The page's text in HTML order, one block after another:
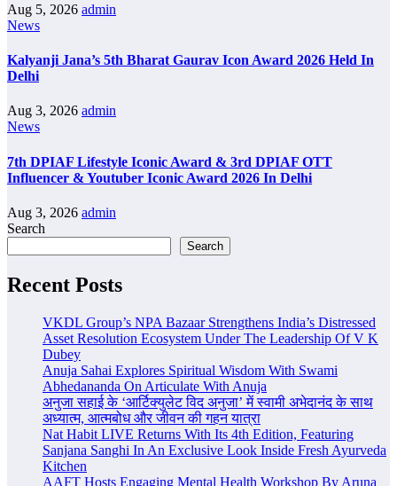
Aug 5, 2026 admin
News
Kalyanji Jana’s 5th Bharat Gaurav Icon Award 2026 Held In
Delhi
Aug 3, 2026 admin
News
7th DPIAF Lifestyle Iconic Award & 3rd DPIAF OTT
Influencer & Youtuber Iconic Award 2026 In Delhi
Aug 3, 2026 admin
Search
Search
Recent Posts
VKDL Group’s NPA Bazaar Strengthens India’s Distressed
Asset Resolution Ecosystem Under The Leadership Of V K
Dubey
Anuja Sahai Explores Spiritual Wisdom With Swami
Abhedananda On Articulate With Anuja
अनुजा सहाई के ‘आर्टिक्युलेट विद अनुजा’ में स्वामी अभेदानंद के साथ
अध्यात्म, आत्मबोध और जीवन की गहन यात्रा
Nat Habit LIVE Returns With Its 4th Edition, Featuring
Sanjana Sanghi In An Exclusive Look Inside Fresh Ayurveda
Kitchen
AAFT Hosts Engaging Mental Health Workshop By Aruna